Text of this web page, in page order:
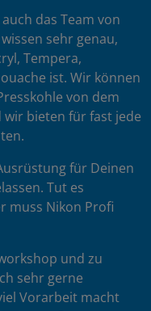
das Team von
sehr genau,
Tempera,
ist. Wir können
von dem
bieten für fast jede
für Deinen
Tut es
muss Nikon Profi
und zu
sehr gerne
Vorarbeit macht